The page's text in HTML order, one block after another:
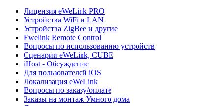
Лицензия eWeLink PRO
Устройства WiFi и LAN
Устройства ZigBee и другие
Ewelink Remote Control
Вопросы по использованию устройств
Сценарии eWeLink, CUBE
iHost - Обсуждение
Для пользователей iOS
Локализация eWeLink
Вопросы по заказу/оплате
Заказы на монтаж Умного дома